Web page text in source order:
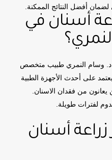
أفضل النتائج الممكنة.
أسنان في
د. وسام النمري طبيب متخصص
على أحدث الأجهزة الطبية
من فقدان الاسنان.
لفترات طويلة.
زراعة أسنان